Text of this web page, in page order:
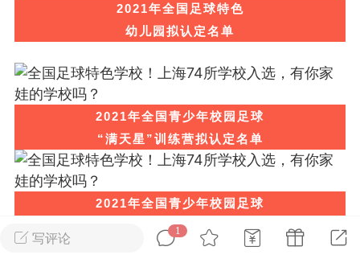
上海兰生初中英语语法必刷
初中英语
听力基础版+提
小学语文
写评论
1
2021年全国足球特色
幼儿园拟认定名单
2021年全国青少年校园足球
“满天星”训练营拟认定名单
2021年全国青少年校园足球
改革试验区拟认定名单